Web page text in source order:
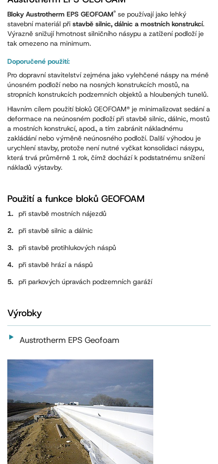
Bloky Austrotherm EPS GEOFOAM® se používají jako lehký
stavební materiál při stavbě silnic, dálnic a mostních konstrukcí.
Výrazně snižují hmotnost silničního násypu a zatížení podloží je
tak omezeno na minimum.
Doporučené použití:
Pro dopravní stavitelství zejména jako vylehčené náspy na méně
únosném podloží nebo na nosných konstrukcích mostů, na
stropních konstrukcích podzemních objektů a hloubených tunelů.
Hlavním cílem použití bloků GEOFOAM® je minimalizovat sedání a
deformace na neúnosném podloží při stavbě silnic, dálnic, mostů
a mostních konstrukcí, apod., a tím zabránit nákladnému
zakládání nebo výměně neúnosného podloží. Další výhodou je
urychlení stavby, protože není nutné vyčkat konsolidaci násypu,
která trvá průměrně 1 rok, čímž dochází k podstatnému snížení
nákladů výstavby.
Použití a funkce bloků GEOFOAM
při stavbě mostních nájezdů
při stavbě silnic a dálnic
při stavbě protihlukových náspů
při stavbě hrází a náspů
při parkových úpravách podzemních garáží
Výrobky
Austrotherm EPS Geofoam